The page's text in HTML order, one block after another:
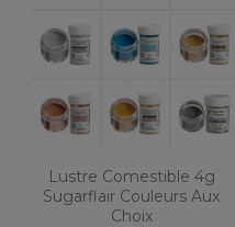
Lustre Comestible 4g
Sugarflair Couleurs Aux
Choix